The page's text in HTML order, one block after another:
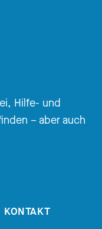
je
mal
Hilfe- und
– aber auch
KONTAKT